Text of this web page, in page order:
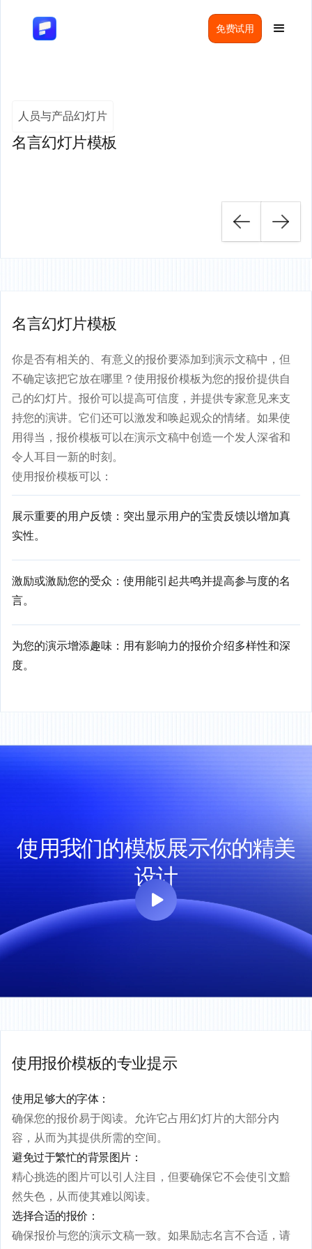
免费试用
人员与产品幻灯片
名言幻灯片模板
名言幻灯片模板
你是否有相关的、有意义的报价要添加到演示文稿中，但
不确定该把它放在哪里？使用报价模板为您的报价提供自
己的幻灯片。报价可以提高可信度，并提供专家意见来支
持您的演讲。它们还可以激发和唤起观众的情绪。如果使
用得当，报价模板可以在演示文稿中创造一个发人深省和
令人耳目一新的时刻。
使用报价模板可以：
展示重要的用户反馈：突出显示用户的宝贵反馈以增加真
实性。
激励或激励您的受众：使用能引起共鸣并提高参与度的名
言。
为您的演示增添趣味：用有影响力的报价介绍多样性和深
度。
使用我们的模板展示你的精美
设计
使用报价模板的专业提示
使用足够大的字体：
确保您的报价易于阅读。允许它占用幻灯片的大部分内
容，从而为其提供所需的空间。
避免过于繁忙的背景图片：
精心挑选的图片可以引人注目，但要确保它不会使引文黯
然失色，从而使其难以阅读。
选择合适的报价：
确保报价与您的演示文稿一致。如果励志名言不合适，请